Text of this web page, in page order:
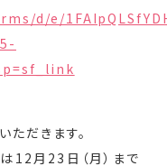
d/e/
だきます。
12月23日（月）まで